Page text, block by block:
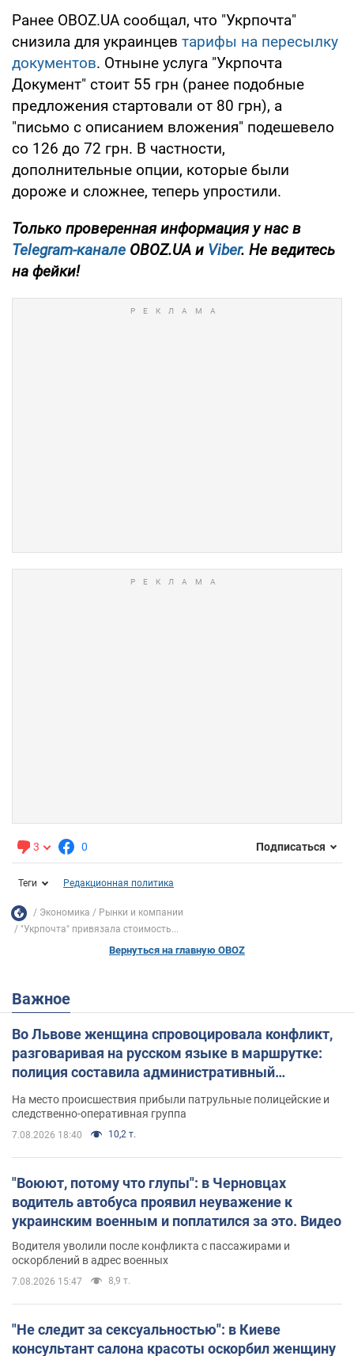
Ранее OBOZ.UA сообщал, что "Укрпочта"
снизила для украинцев тарифы на пересылку
документов. Отныне услуга "Укрпочта
Документ" стоит 55 грн (ранее подобные
предложения стартовали от 80 грн), а
"письмо с описанием вложения" подешевело
со 126 до 72 грн. В частности,
дополнительные опции, которые были
дороже и сложнее, теперь упростили.
Только проверенная информация у нас в
Telegram-канале OBOZ.UA и Viber. Не ведитесь
на фейки!
3 0 Подписаться
Теги Редакционная политика
Экономика
Рынки и компании
"Укрпочта" привязала стоимость...
Вернуться на главную OBOZ
Важное
Во Львове женщина спровоцировала конфликт,
разговаривая на русском языке в маршрутке:
полиция составила административный
На место происшествия прибыли патрульные полицейские и
следственно-оперативная группа
7.08.2026 18:40 10,2 т.
"Воюют, потому что глупы": в Черновцах
водитель автобуса проявил неуважение к
украинским военным и поплатился за это. Видео
Водителя уволили после конфликта с пассажирами и
оскорблений в адрес военных
7.08.2026 15:47 8,9 т.
"Не следит за сексуальностью": в Киеве
консультант салона красоты оскорбил женщину